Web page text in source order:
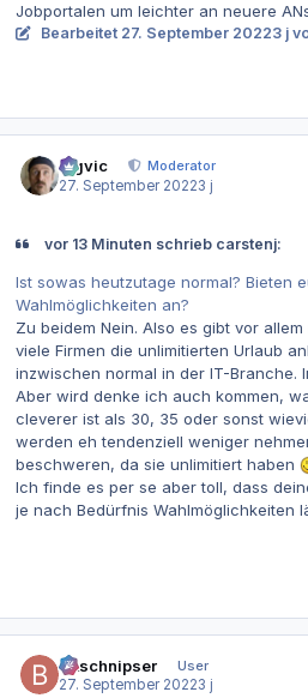
Jobportalen um leichter an neuere
Bearbeitet 27. September 20223 j
bigvic
Moderator
27. September 20223 j
vor 13 Minuten schrieb carstenj:
Ist sowas heutzutage normal? Bieten
Wahlmöglichkeiten an?
Zu beidem Nein. Also es gibt vor
viele Firmen die unlimitierten Urlaub
inzwischen normal in der IT-Branche.
Aber wird denke ich auch kommen,
cleverer ist als 30, 35 oder sonst
werden eh tendenziell weniger
beschweren, da sie unlimitiert haben
Ich finde es per se aber toll, dass
je nach Bedürfnis Wahlmöglichkeiten
Bitschnipser
User
27. September 20223 j